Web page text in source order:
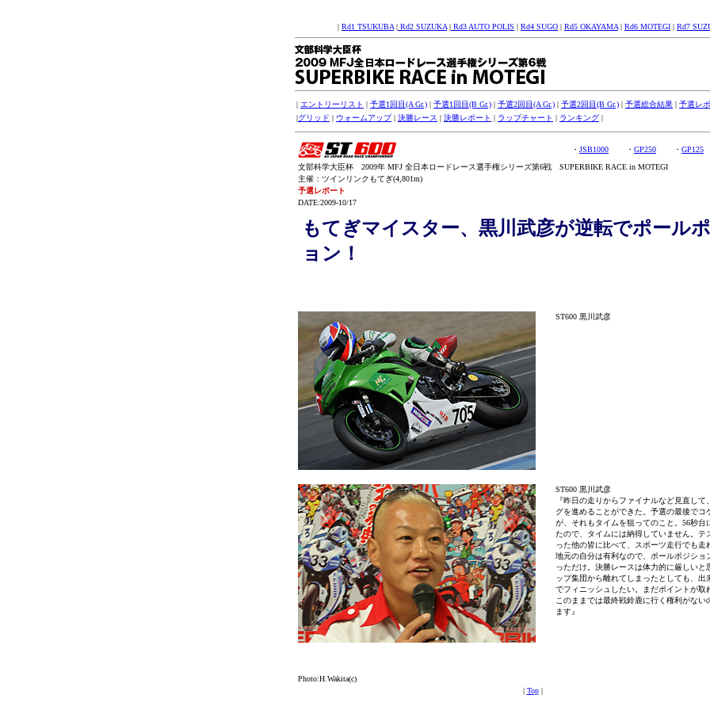
| Rd1 TSUKUBA | Rd2 SUZUKA | Rd3 AUTO POLIS | Rd4 SUGO | Rd5 OKAYAMA | Rd6 MOTEGI | Rd7
| エントリーリスト | 予選1回目(A Gr.) | 予選1回目(B Gr.) | 予選2回目(A Gr.) | 予選2回目(B Gr.) | 予選総合結果 | 予選レ
|グリッド | ウォームアップ| 決勝レース | 決勝レポート | ラップチャート | ランキング |
・ JSB1000 ・ GP250 ・ GP125
文部科学大臣杯 2009年 MFJ 全日本ロードレース選手権シリーズ第6戦 SUPERBIKE RACE in MOTEGI
主催：ツインリンクもてぎ(4,801m)
予選レポート
DATE:2009-10/17
もてぎマイスター、黒川武彦が逆転でポール
ョン！
ST600 黒川武彦
ST600 黒川武彦
『昨日の走りからファイナルなど見直して
グを進めることができた。予選の最後でコ
が、それもタイムを狙ってのこと。56秒台
たので、タイムには納得していません。テ
った他の皆に比べて、スポーツ走行でも走
地元の自分は有利なので、ポールポジショ
っただけ。決勝レースは体力的に厳しいと
ップ集団から離れてしまったとしても、出
でフィニッシュしたい。まだポイントが取
このままでは最終戦鈴鹿に行く権利がない
ます』
Photo:H.Wakita(c)
| Top|